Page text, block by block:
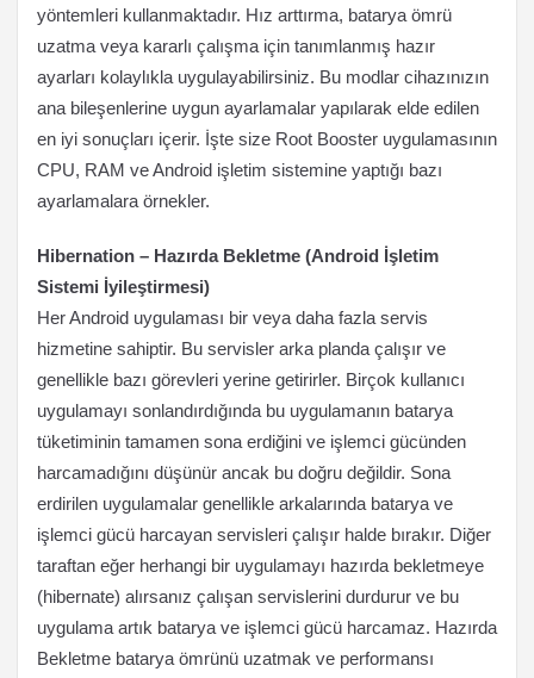
yöntemleri kullanmaktadır. Hız arttırma, batarya ömrü
uzatma veya kararlı çalışma için tanımlanmış hazır
ayarları kolaylıkla uygulayabilirsiniz. Bu modlar cihazınızın
ana bileşenlerine uygun ayarlamalar yapılarak elde edilen
en iyi sonuçları içerir. İşte size Root Booster uygulamasının
CPU, RAM ve Android işletim sistemine yaptığı bazı
ayarlamalara örnekler.
Hibernation – Hazırda Bekletme (Android İşletim
Sistemi İyileştirmesi)
Her Android uygulaması bir veya daha fazla servis
hizmetine sahiptir. Bu servisler arka planda çalışır ve
genellikle bazı görevleri yerine getirirler. Birçok kullanıcı
uygulamayı sonlandırdığında bu uygulamanın batarya
tüketiminin tamamen sona erdiğini ve işlemci gücünden
harcamadığını düşünür ancak bu doğru değildir. Sona
erdirilen uygulamalar genellikle arkalarında batarya ve
işlemci gücü harcayan servisleri çalışır halde bırakır. Diğer
taraftan eğer herhangi bir uygulamayı hazırda bekletmeye
(hibernate) alırsanız çalışan servislerini durdurur ve bu
uygulama artık batarya ve işlemci gücü harcamaz. Hazırda
Bekletme batarya ömrünü uzatmak ve performansı